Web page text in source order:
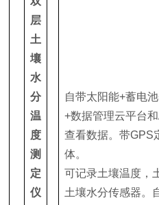
层
土
壤
水
分
温
度
测
定
仪
自带太阳能+蓄电
+数据管理云平台
查看数据。带GPS
体。
可记录土壤温度，
土壤水分传感器。